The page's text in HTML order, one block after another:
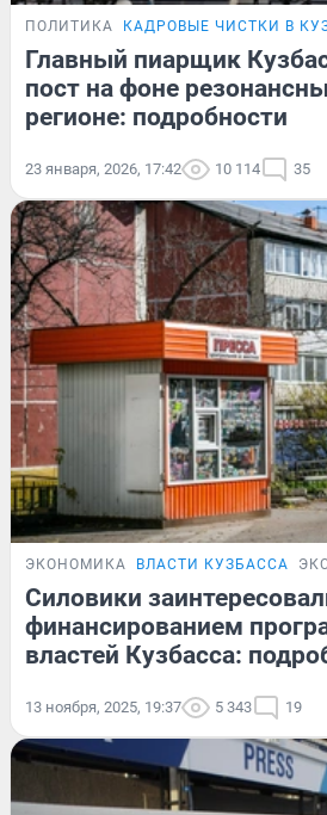
ПОЛИТИКА КАДРОВЫЕ ЧИСТКИ В
Главный пиарщик
пост на фоне
регионе: подробности
23 января, 2026, 17:42 10 114 35
ЭКОНОМИКА ВЛАСТИ КУЗБАССА
Силовики
финансированием
властей Кузбасса:
13 ноября, 2025, 19:37 5 343 19